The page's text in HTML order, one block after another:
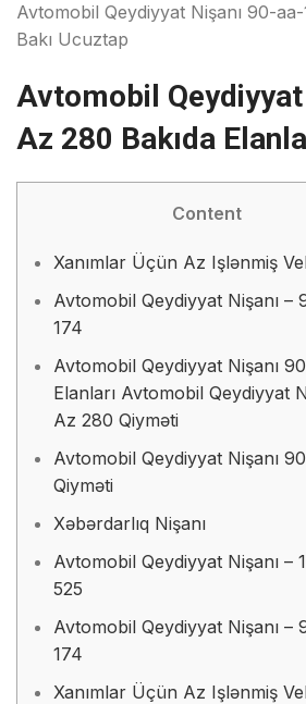
Avtomobil Qeydiyyat Nişanı 90-
Bakı Ucuztap
Avtomobil Qeydiyyat
Az 280 Bakıda
Content
Xanımlar Üçün Az Işlənmiş
Avtomobil Qeydiyyat Nişanı –
174
Avtomobil Qeydiyyat Nişanı
Elanları Avtomobil Qeydiyyat
Az 280 Qiyməti
Avtomobil Qeydiyyat Nişanı
Qiyməti
Xəbərdarlıq Nişanı
Avtomobil Qeydiyyat Nişanı –
525
Avtomobil Qeydiyyat Nişanı –
174
Xanımlar Üçün Az Işlənmiş